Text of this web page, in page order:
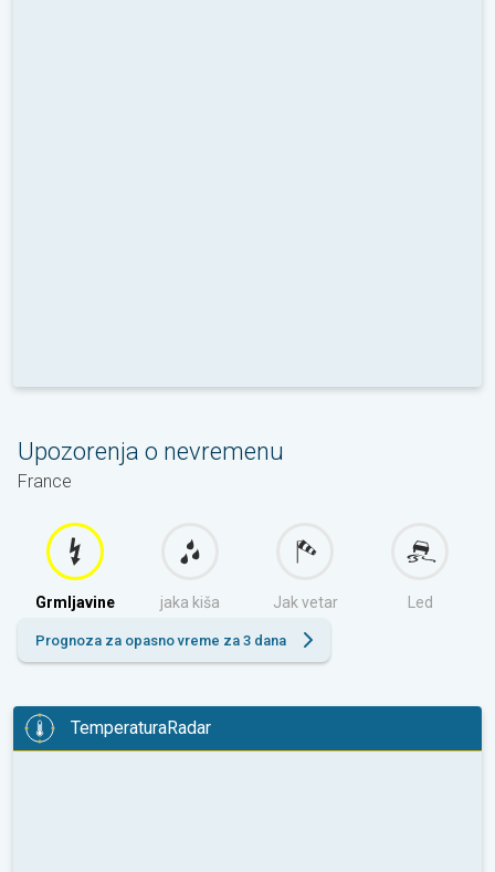
Upozorenja o nevremenu
France
Grmljavine jaka kiša Jak vetar Led
Prognoza za opasno vreme za 3 dana
TemperaturaRadar